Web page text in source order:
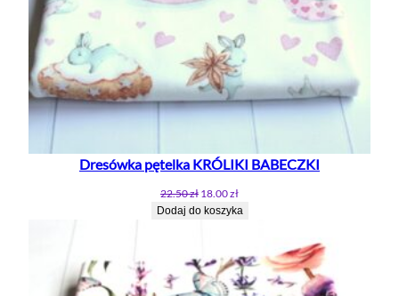
Dresówka pętelka KRÓLIKI BABECZKI
22.50zł Pierwotna
cena
18.00złAktualna
cena
Dodaj do koszyka